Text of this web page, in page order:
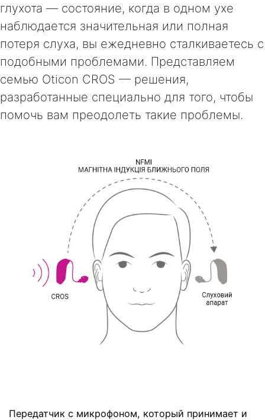
глухота — состояние, когда в одном ухе
наблюдается значительная или полная
потеря слуха, вы ежедневно сталкиваетесь с
подобными проблемами. Представляем
семью Oticon CROS — решения,
разработанные специально для того, чтобы
помочь вам преодолеть такие проблемы.
Передатчик с микрофоном, который принимает и